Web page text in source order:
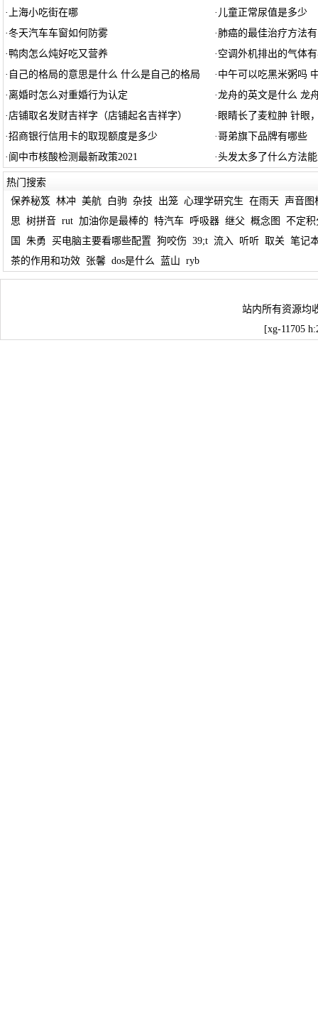
· 上海小吃街在哪 · 儿童正常尿值是多少
·冬天汽车车窗如何防雾 · 肺癌的最佳治疗方法
· 鸭肉怎么炖好吃又营养 · 空调外机排出的气体
· 自己的格局的意思是什么 什么是自己的格局 · 中午可以吃黑米粥吗
· 离婚时怎么对重婚行为认定 ·龙舟的英文是什么 龙
· 店铺取名发财吉祥字（店铺起名吉祥字） · 眼睛长了麦粒肿 针眼
·招商银行信用卡的取现额度是多少 ·哥弟旗下品牌有哪些
· 阆中市核酸检测最新政策2021 ·头发太多了什么方法
热门搜索
保养秘笈
林冲 美航 白驹 杂技 出笼 心理学研究生 在雨天
声音图
思 树拼音 rut 加油你是最棒的 特汽车 呼吸器 继父 概念图
不定积
国
朱勇 买电脑主要看哪些配置 狗咬伤 39;t 流入 听听 取关 笔记
茶的作用和功效
张馨 dos是什么 蓝山 ryb
站内所有资源均
[xg-11705